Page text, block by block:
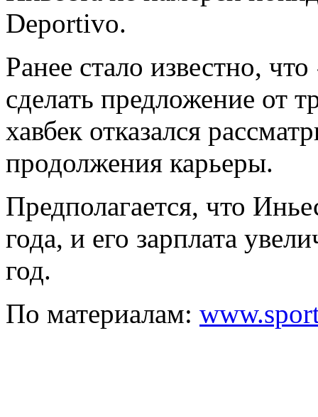
Deportivo.
Ранее стало известно,
сделать предложение от
хавбек отказался
продолжения карьеры.
Предполагается, что
года, и его зарплата
год.
По материалам: